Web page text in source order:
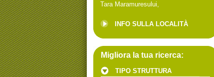
Tara Maramuresului,
INFO SULLA LOCALITÀ
Migliora la tua ricerca:
TIPO STRUTTURA